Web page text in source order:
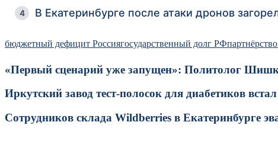
4 В Екатеринбурге после атаки дронов
бюджетный дефицит Россиягосударственный долг РФ
«Первый сценарий уже запущен»: Политолог
Иркутский завод тест-полосок для диабетиков
Сотрудников склада Wildberries в Екатеринбурге